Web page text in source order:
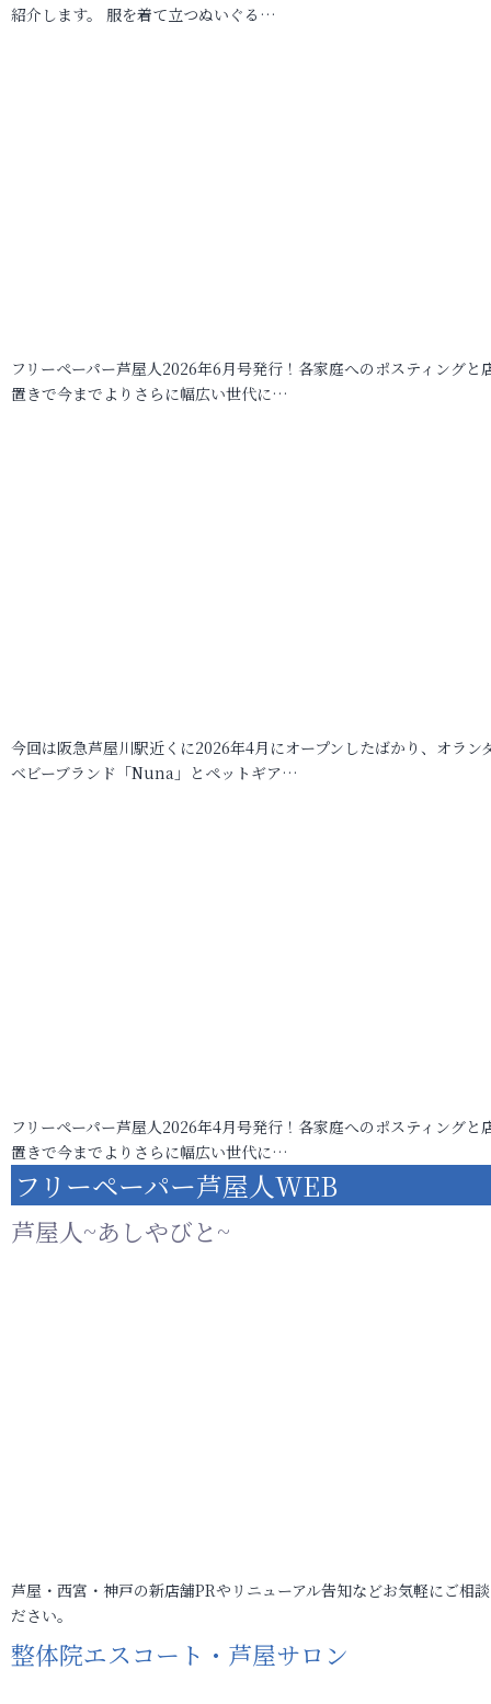
紹介します。 服を着て立つぬいぐる…
フリーペーパー芦屋人2026年6月号発行！各家庭へのポスティングと
置きで今までよりさらに幅広い世代に…
今回は阪急芦屋川駅近くに2026年4月にオープンしたばかり、オラン
ベビーブランド「Nuna」とペットギア…
フリーペーパー芦屋人2026年4月号発行！各家庭へのポスティングと
置きで今までよりさらに幅広い世代に…
フリーペーパー芦屋人WEB
芦屋人~あしやびと~
芦屋・西宮・神戸の新店舗PRやリニューアル告知などお気軽にご相
ださい。
整体院エスコート・芦屋サロン